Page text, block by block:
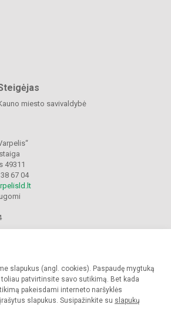
slapukus (angl. cookies). Paspaudę mygtuką
toliau patvirtinsite savo sutikimą. Bet kada
pakeisdami interneto naršyklės
slapukus. Susipažinkite su slapukų
miesto savivaldybė
49311
38 67 04
administracijos sutikimo griežtai draudžiama.
paraiška Slapukų politika